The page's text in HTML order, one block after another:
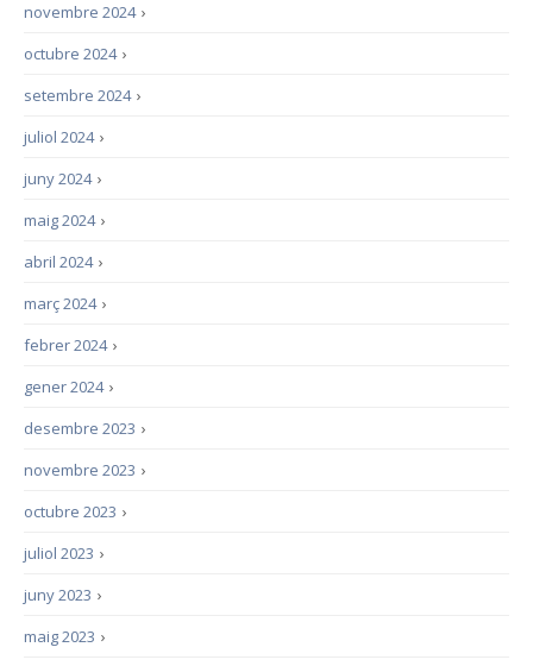
›
novembre 2024
›
octubre 2024
›
setembre 2024
›
juliol 2024
›
juny 2024
›
maig 2024
›
abril 2024
›
març 2024
›
febrer 2024
›
gener 2024
›
desembre 2023
›
novembre 2023
›
octubre 2023
›
juliol 2023
›
juny 2023
›
maig 2023